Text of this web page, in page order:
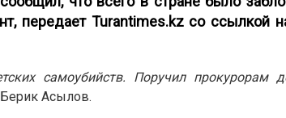
передает Turantimes.kzсо ссылкой
самоубийств. Поручил прокурорам
Асылов.